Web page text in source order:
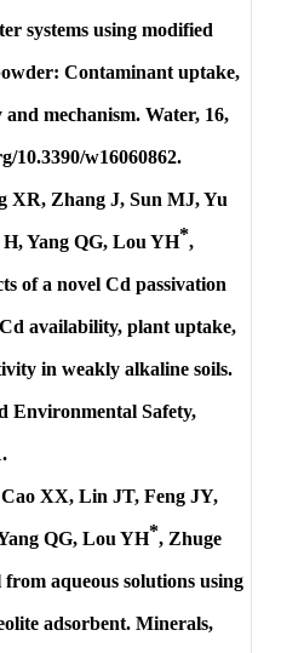
systems using modified
Contaminant uptake,
mechanism. Water, 16,
10.3390/w16060862.
XR, Zhang J, Sun MJ, Yu
Yang QG, Lou YH*,
of a novel Cd passivation
availability, plant uptake,
in weakly alkaline soils.
Environmental Safety,
XX, Lin JT, Feng JY,
QG, Lou YH*, Zhuge
aqueous solutions using
adsorbent. Minerals,